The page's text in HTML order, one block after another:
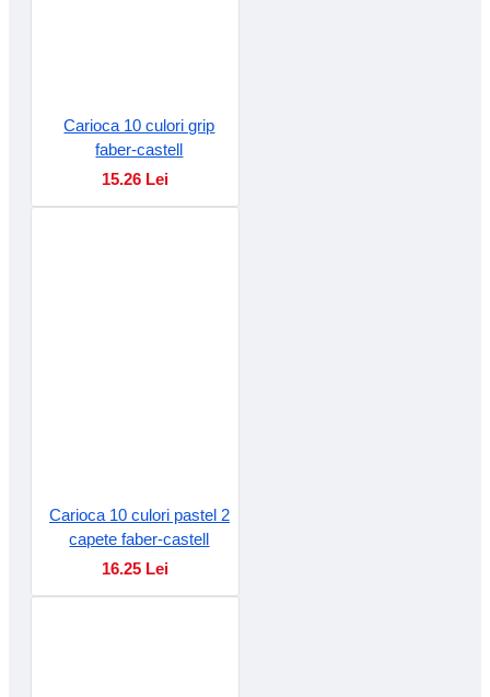
Carioca 10 culori grip
faber-castell
15.26 Lei
Carioca 10 culori pastel 2
capete faber-castell
16.25 Lei